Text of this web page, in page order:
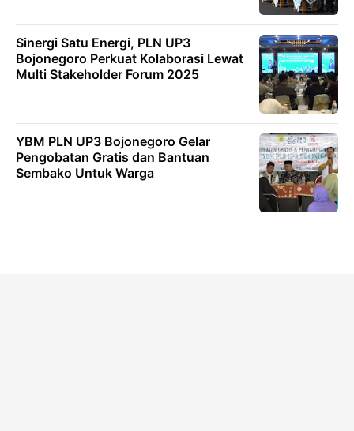
Sinergi Satu Energi, PLN UP3
Bojonegoro Perkuat Kolaborasi Lewat
Multi Stakeholder Forum 2025
YBM PLN UP3 Bojonegoro Gelar
Pengobatan Gratis dan Bantuan
Sembako Untuk Warga